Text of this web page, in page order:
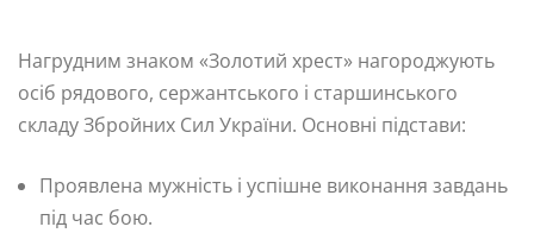
Нагрудним знаком «Золотий хрест» нагороджують
осіб рядового, сержантського і старшинського
складу Збройних Сил України. Основні підстави:
Проявлена мужність і успішне виконання завдань
під час бою.